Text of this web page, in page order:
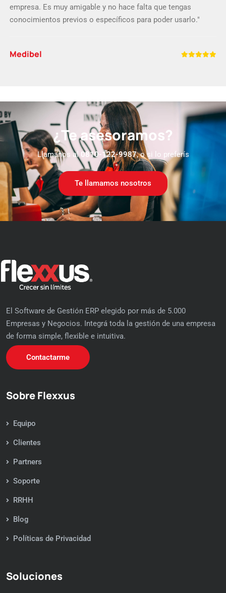
empresa. Es muy amigable y no hace falta que tengas
conocimientos previos o específicos para poder usarlo."
Medibel
¿Te asesoramos?
Llamanos al 0810-122-9987, o si lo preferís
Te llamamos nosotros
El Software de Gestión ERP elegido por más de 5.000
Empresas y Negocios. Integrá toda la gestión de una empresa
de forma simple, flexible e intuitiva.
Contactarme
Sobre Flexxus
Equipo
Clientes
Partners
Soporte
RRHH
Blog
Políticas de Privacidad
Soluciones